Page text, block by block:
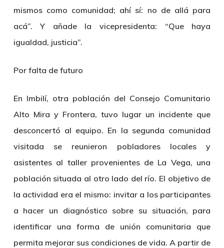
mismos como comunidad; ahí sí: no de allá para
acá”. Y añade la vicepresidenta: “Que haya
igualdad, justicia”.
Por falta de futuro
En Imbilí, otra población del Consejo Comunitario
Alto Mira y Frontera, tuvo lugar un incidente que
desconcertó al equipo. En la segunda comunidad
visitada se reunieron pobladores locales y
asistentes al taller provenientes de La Vega, una
población situada al otro lado del río. El objetivo de
la actividad era el mismo: invitar a los participantes
a hacer un diagnóstico sobre su situación, para
identificar una forma de unión comunitaria que
permita mejorar sus condiciones de vida. A partir de